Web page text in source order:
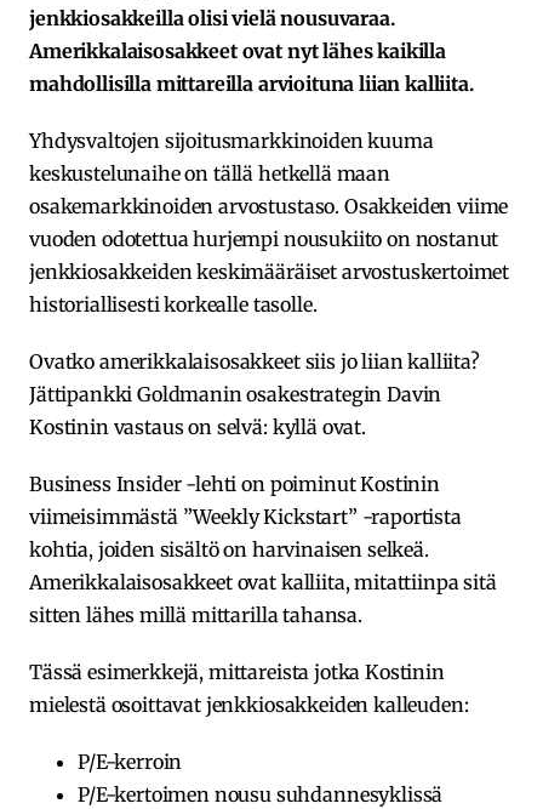
jenkkiosakkeilla olisi vielä nousuvaraa.
Amerikkalaisosakkeet ovat nyt lähes kaikilla
mahdollisilla mittareilla arvioituna liian kalliita.
Yhdysvaltojen sijoitusmarkkinoiden kuuma
keskustelunaihe on tällä hetkellä maan
osakemarkkinoiden arvostustaso. Osakkeiden viime
vuoden odotettua hurjempi nousukiito on nostanut
jenkkiosakkeiden keskimääräiset arvostuskertoimet
historiallisesti korkealle tasolle.
Ovatko amerikkalaisosakkeet siis jo liian kalliita?
Jättipankki Goldmanin osakestrategin Davin
Kostinin vastaus on selvä: kyllä ovat.
Business Insider -lehti on poiminut Kostinin
viimeisimmästä ”Weekly Kickstart” -raportista
kohtia, joiden sisältö on harvinaisen selkeä.
Amerikkalaisosakkeet ovat kalliita, mitattiinpa sitä
sitten lähes millä mittarilla tahansa.
Tässä esimerkkejä, mittareista jotka Kostinin
mielestä osoittavat jenkkiosakkeiden kalleuden:
P/E-kerroin
P/E-kertoimen nousu suhdannesyklissä